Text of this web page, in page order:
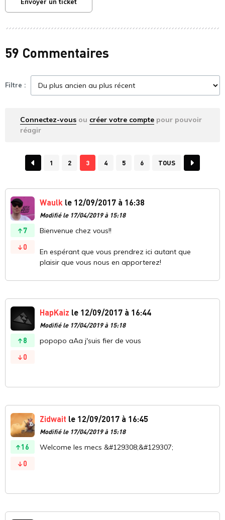
59 Commentaires
Filtre :
Connectez-vous ou créer votre compte pour pouvoir
réagir
1 2 3 4 5 6 TOUS
7
0
Waulk le 12/09/2017 à 16:38
Modifié le 17/04/2019 à 15:18
Bienvenue chez vous!!
En espérant que vous prendrez ici autant que
plaisir que vous nous en apporterez!
8
0
HapKaiz le 12/09/2017 à 16:44
Modifié le 17/04/2019 à 15:18
popopo aAa j'suis fier de vous
16
0
Zidwait le 12/09/2017 à 16:45
Modifié le 17/04/2019 à 15:18
Welcome les mecs &#129308;&#129307;